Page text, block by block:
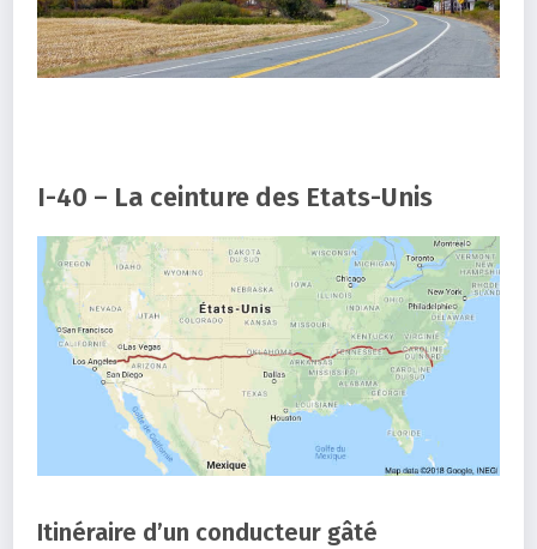
I-40 – La ceinture des Etats-Unis
Itinéraire d’un conducteur gâté